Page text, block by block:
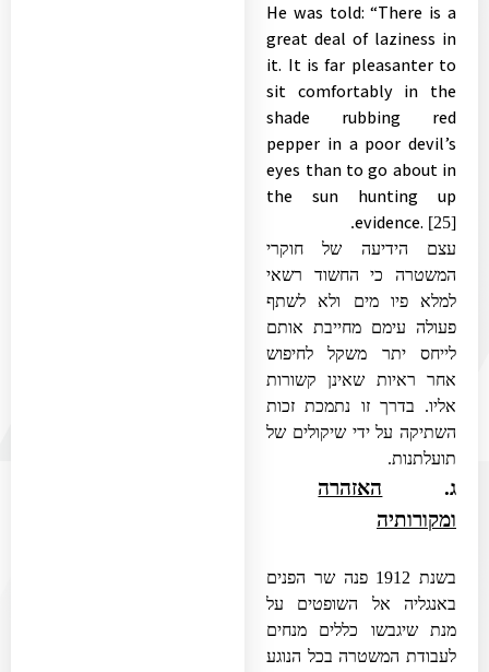
He was told: “There is a
great deal of laziness in
it. It is far pleasanter to
sit comfortably in the
shade rubbing red
pepper in a poor devil’s
eyes than to go about in
the sun hunting up
evidence. [25]
.
עצם הידיעה של חוקרי
המשטרה כי החשוד רשאי
למלא פיו מים ולא לשתף
פעולה עימם מחייבת אותם
לייחס יתר משקל לחיפוש
אחר ראיות שאינן קשורות
אליו. בדרך זו נתמכת זכות
השתיקה על ידי שיקולים של
תועלתנות.
ג.
האזהרה
ומקורותיה
בשנת 1912 פנה שר הפנים
באנגליה אל השופטים על
מנת שיגבשו כללים מנחים
לעבודת המשטרה בכל הנוגע